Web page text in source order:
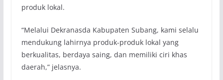
produk lokal.
“Melalui Dekranasda Kabupaten Subang, kami selalu
mendukung lahirnya produk-produk lokal yang
berkualitas, berdaya saing, dan memiliki ciri khas
daerah,” jelasnya.